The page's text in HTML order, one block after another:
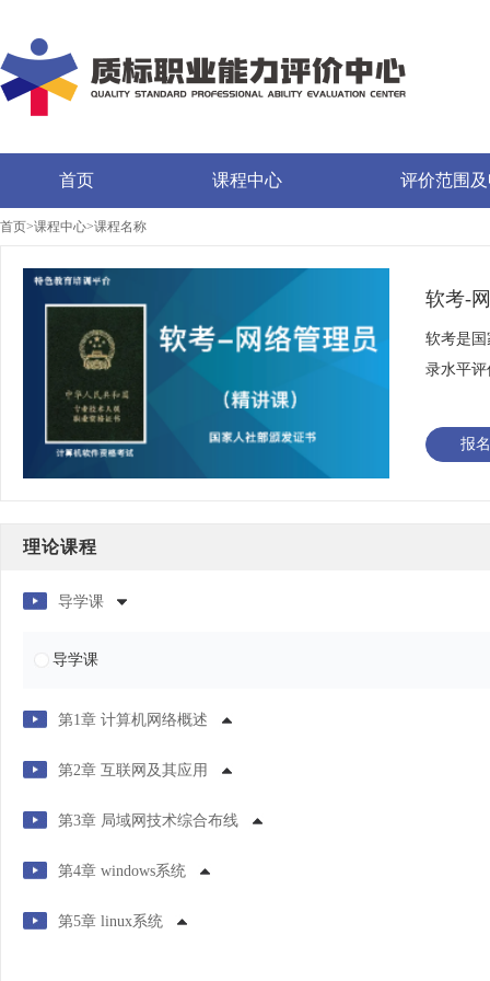
首页 课程中心 评价范围
首页>课程中心>课程名称
软考-
软考是
录水平
网络管
考生可
报
理论课程
导学课
导学课
第1章 计算机网络概述
第2章 互联网及其应用
第3章 局域网技术综合布线
第4章 windows系统
第5章 linux系统